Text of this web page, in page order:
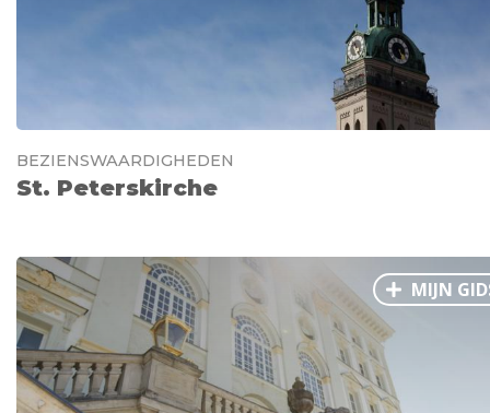
BEZIENSWAARDIGHEDEN
St. Peterskirche
MIJN